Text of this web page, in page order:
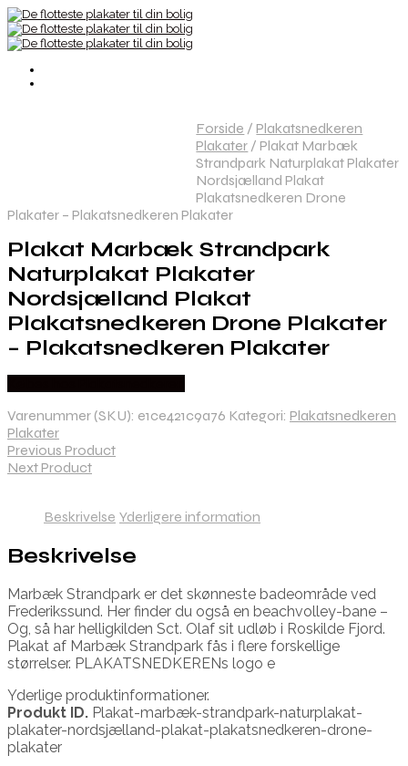
Forside / Plakatsnedkeren
Plakater / Plakat Marbæk
Strandpark Naturplakat Plakater
Nordsjælland Plakat
Plakatsnedkeren Drone
Plakater – Plakatsnedkeren Plakater
Plakat Marbæk Strandpark
Naturplakat Plakater
Nordsjælland Plakat
Plakatsnedkeren Drone Plakater
– Plakatsnedkeren Plakater
Varenummer (SKU): e1ce421c9a76 Kategori: Plakatsnedkeren
Plakater
Previous Product
Next Product
Beskrivelse Yderligere information
Beskrivelse
Marbæk Strandpark er det skønneste badeområde ved
Frederikssund. Her finder du også en beachvolley-bane –
Og, så har helligkilden Sct. Olaf sit udløb i Roskilde Fjord.
Plakat af Marbæk Strandpark fås i flere forskellige
størrelser. PLAKATSNEDKERENs logo e
Yderlige produktinformationer.
Produkt ID. Plakat-marbæk-strandpark-naturplakat-
plakater-nordsjælland-plakat-plakatsnedkeren-drone-
plakater